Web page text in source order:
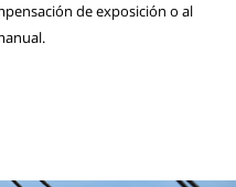
de exposición o al